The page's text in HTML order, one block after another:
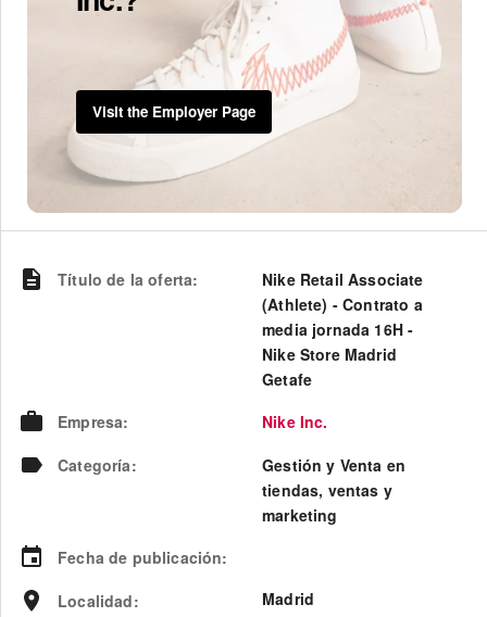
Visit the Employer Page
Título de la oferta:
Nike Retail Associate
(Athlete) - Contrato a
media jornada 16H -
Nike Store Madrid
Getafe
Empresa:
Nike Inc.
Categoría:
Gestión y Venta en
tiendas, ventas y
marketing
Fecha de publicación:
Localidad: Madrid